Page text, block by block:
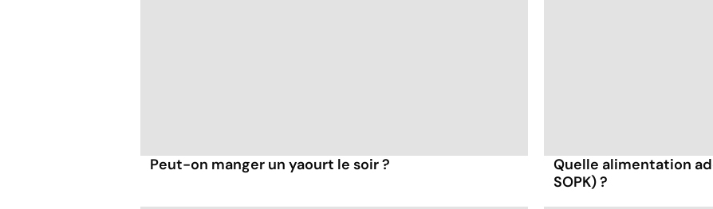
Peut-on manger un yaourt le soir ?
Quelle alimentation
SOPK) ?